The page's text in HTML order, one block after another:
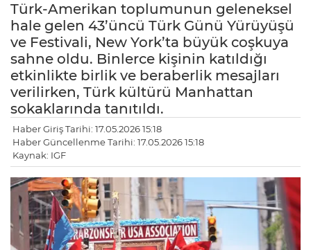
Türk-Amerikan toplumunun geleneksel
hale gelen 43’üncü Türk Günü Yürüyüşü
ve Festivali, New York’ta büyük coşkuya
sahne oldu. Binlerce kişinin katıldığı
etkinlikte birlik ve beraberlik mesajları
verilirken, Türk kültürü Manhattan
sokaklarında tanıtıldı.
Haber Giriş Tarihi: 17.05.2026 15:18
Haber Güncellenme Tarihi: 17.05.2026 15:18
Kaynak: IGF